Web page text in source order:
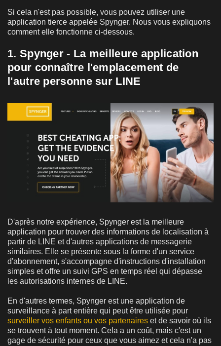
Si cela n'est pas possible, vous pouvez utiliser une
application tierce appelée Spynger. Nous vous expliquons
comment elle fonctionne ci-dessous.
1. Spynger - La meilleure application
pour connaître l'emplacement de
l'autre personne sur LINE
D'après notre expérience, Spynger est la meilleure
application pour trouver des informations de localisation à
partir de LINE et d'autres applications de messagerie
similaires. Elle se présente sous la forme d'un service
d'abonnement, s'accompagne d'instructions d'installation
simples et offre un suivi GPS en temps réel qui dépasse
les autorisations internes de LINE.
En d'autres termes, Spynger est une application de
surveillance à part entière qui peut être utilisée pour
surveiller vos enfants ou vos partenaires et de savoir où ils
se trouvent à tout moment. Cela a un coût, mais c'est un
gage de sécurité pour ceux que vous aimez et cela n'a pas